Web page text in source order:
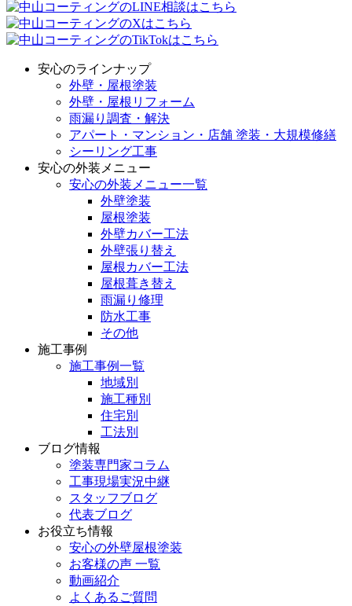
安心のラインナップ
外壁・屋根塗装
外壁・屋根リフォーム
雨漏り調査・解決
アパート・マンション・店舗 塗装・大規模修繕
シーリング工事
安心の外装メニュー
安心の外装メニュー一覧
外壁塗装
屋根塗装
外壁カバー工法
外壁張り替え
屋根カバー工法
屋根葺き替え
雨漏り修理
防水工事
その他
施工事例
施工事例一覧
地域別
施工種別
住宅別
工法別
ブログ情報
塗装専門家コラム
工事現場実況中継
スタッフブログ
代表ブログ
お役立ち情報
安心の外壁屋根塗装
お客様の声 一覧
動画紹介
よくあるご質問